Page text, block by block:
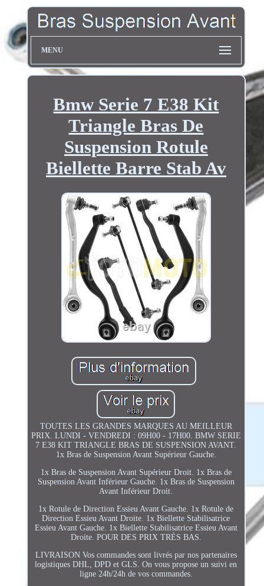
MENU
Bmw Serie 7 E38 Kit
Triangle Bras De
Suspension Rotule
Biellette Barre Stab Av
TOUTES LES GRANDES MARQUES AU MEILLEUR
PRIX. LUNDI - VENDREDI : 09H00 - 17H00. BMW SERIE
7 E38 KIT TRIANGLE BRAS DE SUSPENSION AVANT.
1x Bras de Suspension Avant Supérieur Gauche.
1x Bras de Suspension Avant Supérieur Droit. 1x Bras de
Suspension Avant Inférieur Gauche. 1x Bras de Suspension
Avant Inférieur Droit.
1x Rotule de Direction Essieu Avant Gauche. 1x Rotule de
Direction Essieu Avant Droite. 1x Biellette Stabilisatrice
Essieu Avant Gauche. 1x Biellette Stabilisatrice Essieu Avant
Droite. POUR DES PRIX TRÈS BAS.
LIVRAISON Vos commandes sont livrés par nos partenaires
logistiques DHL, DPD et GLS. On vous propose un suivi en
ligne 24h/24h de vos commandes.